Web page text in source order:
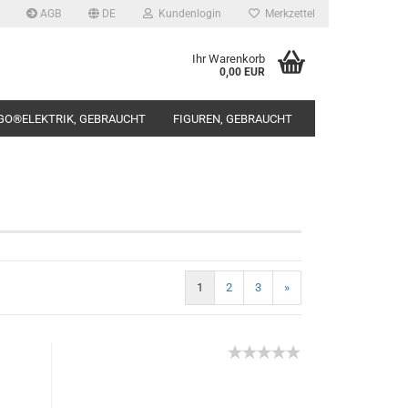
AGB DE Kundenlogin Merkzettel
Ihr Warenkorb
0,00 EUR
GEBRAUCHT FIGUREN, GEBRAUCHT
1 2 3 »